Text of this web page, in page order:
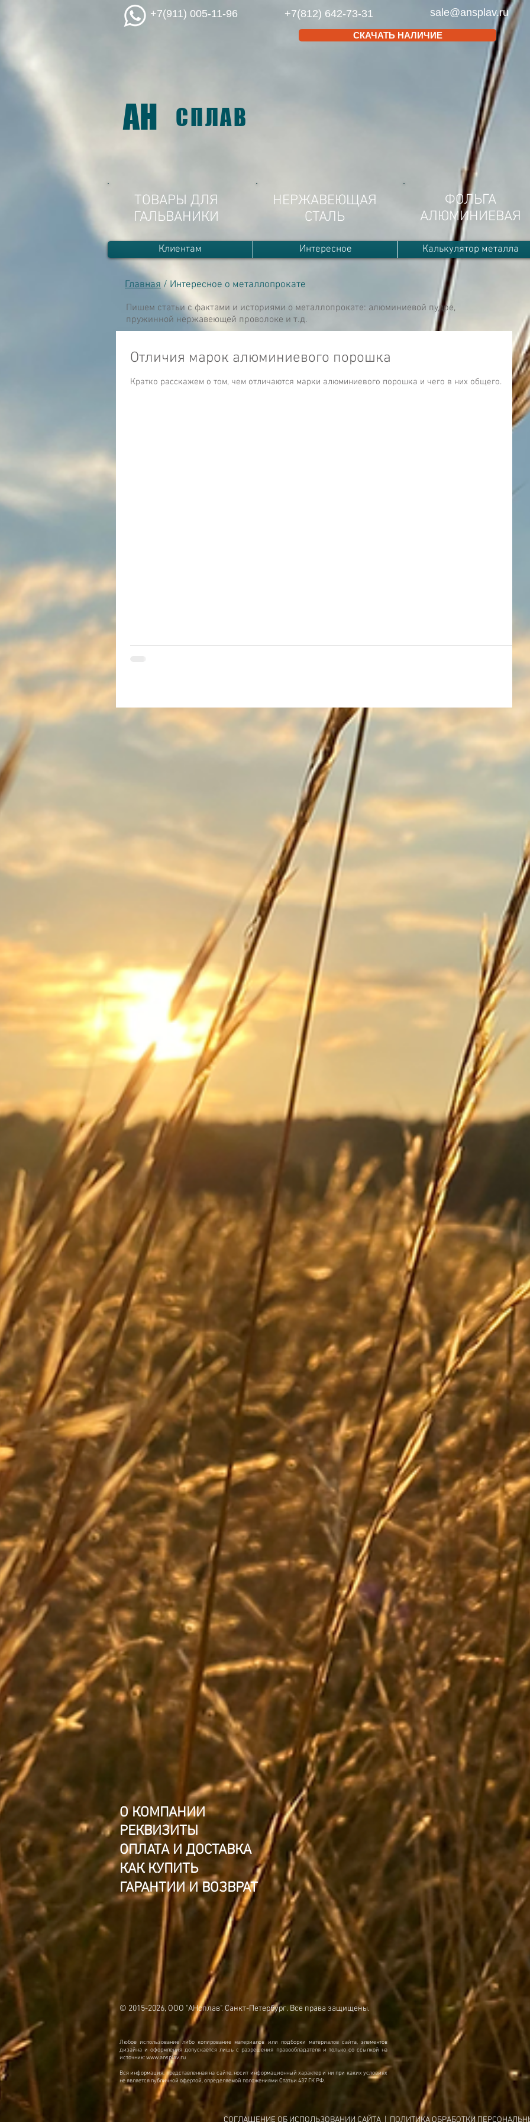
+7(911) 005-11-96 +7(812) 642-73-31 sale@ansplav.ru
СКАЧАТЬ НАЛИЧИЕ
Главная/ Интересное о металлопрокате
Пишем статьи с фактами и историями о металлопрокате: алюминиевой пудре,
пружинной нержавеющей проволоке и т.д.
Отличия марок алюминиевого порошка
Кратко расскажем о том, чем отличаются марки алюминиевого порошка и чего в них общего.
АН СПЛАВ
ТОВАРЫ ДЛЯ
ГАЛЬВАНИКИ
НЕРЖАВЕЮЩАЯ
СТАЛЬ
ФОЛЬГА
АЛЮМИНИЕВАЯ
Клиентам Интересное Калькулятор металла
О КОМПАНИИ
РЕКВИЗИТЫ
ОПЛАТА И ДОСТАВКА
КАК КУПИТЬ
ГАРАНТИИ И ВОЗВРАТ
© 2015-2026, ООО "АНсплав". Санкт-Петербург. Все права защищены.
Любое использование либо копирование материалов или подборки материалов сайта, элементов
дизайна и оформления допускается лишь с разрешения правообладателя и только со ссылкой на
источник:www.ansplav.ru
Вся информация, представленная на сайте, носит информационный характер и ни при каких условиях
не является публичной офертой, определяемой положениями Статьи 437 ГК РФ.
СОГЛАШЕНИЕ ОБ ИСПОЛЬЗОВАНИИ САЙТА ПОЛИТИКА ОБРАБОТКИ